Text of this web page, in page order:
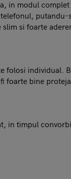
in modul complet
putandu-
si foarte
folosi individual.
foarte bine
in timpul